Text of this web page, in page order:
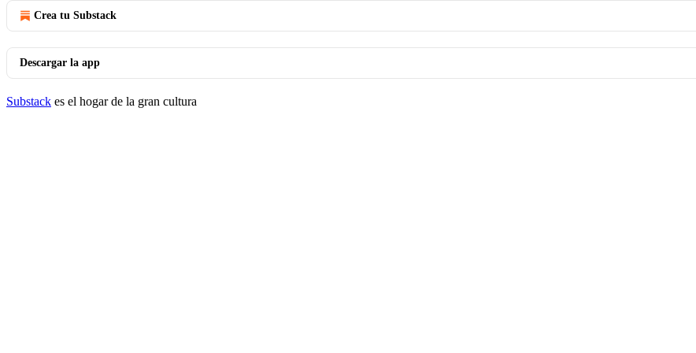
Crea tu Substack
Descargar la app
Substack es el hogar de la gran cultura